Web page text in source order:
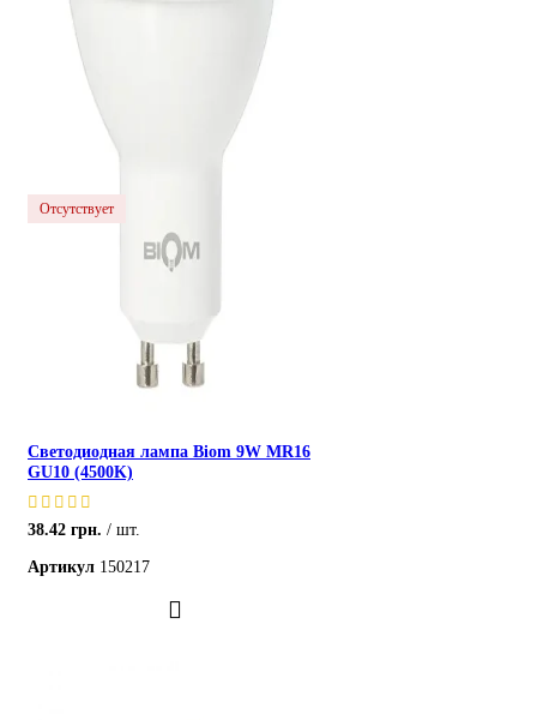
Светодиодная лампа Biom 9W MR16
GU10 (4500K)
38.42 грн.
шт.
Артикул 150217
Отсутствует